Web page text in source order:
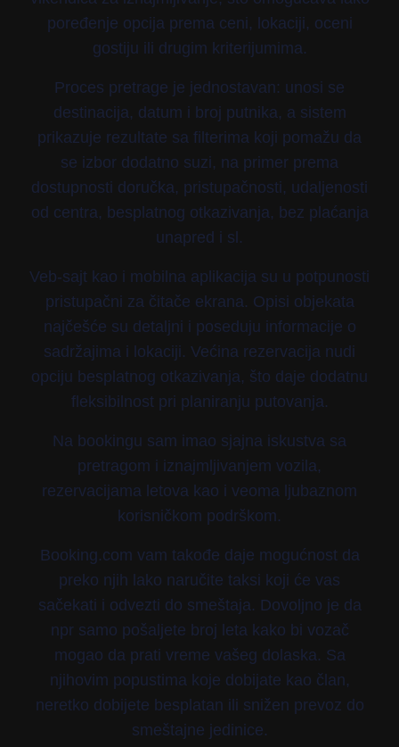
poređenje opcija prema ceni, lokaciji, oceni
gostiju ili drugim kriterijumima.
Proces pretrage je jednostavan: unosi se
destinacija, datum i broj putnika, a sistem
prikazuje rezultate sa filterima koji pomažu da
se izbor dodatno suzi, na primer prema
dostupnosti doručka, pristupačnosti, udaljenosti
od centra, besplatnog otkazivanja, bez plaćanja
unapred i sl.
Veb-sajt kao i mobilna aplikacija su u potpunosti
pristupačni za čitače ekrana. Opisi objekata
najčešće su detaljni i poseduju informacije o
sadržajima i lokaciji. Većina rezervacija nudi
opciju besplatnog otkazivanja, što daje dodatnu
fleksibilnost pri planiranju putovanja.
Na bookingu sam imao sjajna iskustva sa
pretragom i iznajmljivanjem vozila,
rezervacijama letova kao i veoma ljubaznom
korisničkom podrškom.
Booking.com vam takođe daje mogućnost da
preko njih lako naručite taksi koji će vas
sačekati i odvezti do smeštaja. Dovoljno je da
npr samo pošaljete broj leta kako bi vozač
mogao da prati vreme vašeg dolaska. Sa
njihovim popustima koje dobijate kao član,
neretko dobijete besplatan ili snižen prevoz do
smeštajne jedinice.